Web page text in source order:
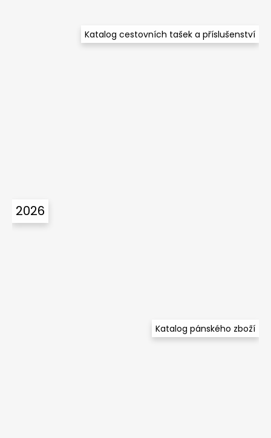
Katalog cestovních tašek a příslušenství
2026
Katalog pánského zboží